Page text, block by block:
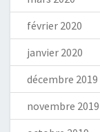
février 2020
janvier 2020
décembre 2019
novembre 2019